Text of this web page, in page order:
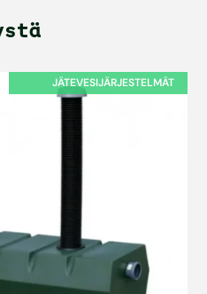
JÄTEVESIJÄRJESTELMÄT